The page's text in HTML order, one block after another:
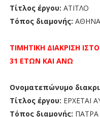
Τίτλος έργου: ΑΤΙΤΛΟ
Τόπος διαμονής: ΑΘΗΝΑ
ΤΙΜΗΤΙΚΗ ΔΙΑΚΡΙΣΗ
31 ΕΤΩΝ ΚΑΙ ΑΝΩ
Ονοματεπώνυμο
Τίτλος έργου: ΕΡΧΕΤΑΙ
Τόπος διαμονής: ΠΑΤΡΑ